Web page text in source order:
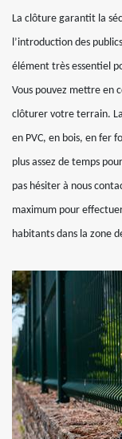
La clôture garantit la
l’introduction des
élément très essentiel
Vous pouvez mettre en
clôturer votre terrain.
en PVC, en bois, en fer
plus assez de temps
pas hésiter à nous
maximum pour
habitants dans la zone